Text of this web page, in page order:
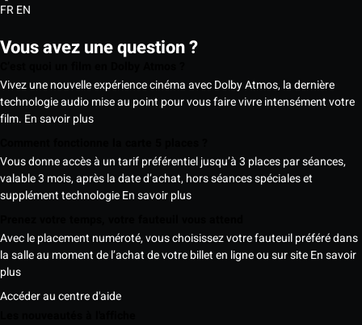
FREN
Vous avez une question ?
Vivez une nouvelle expérience cinéma avec Dolby Atmos, la dernière
technologie audio mise au point pour vous faire vivre intensément votre
film. En savoir plus
Vous donne accès à un tarif préférentiel jusqu’à 3 places par séances,
valable 3 mois, après la date d’achat, hors séances spéciales et
supplément technologieEn savoir plus
Avec le placement numéroté, vous choisissez votre fauteuil préféré dans
la salle au moment de l’achat de votre billet en ligne ou sur siteEn savoir
plus
Accéder au centre d'aide